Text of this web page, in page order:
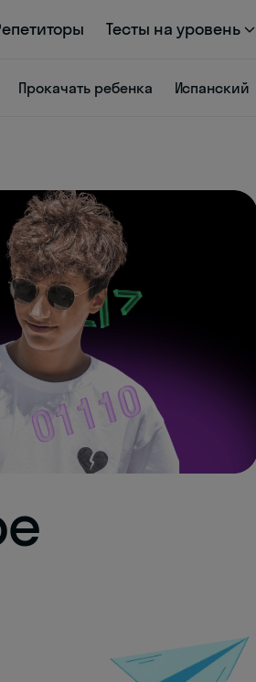
Тесты на уровень
Прокачать ребенка Испанский